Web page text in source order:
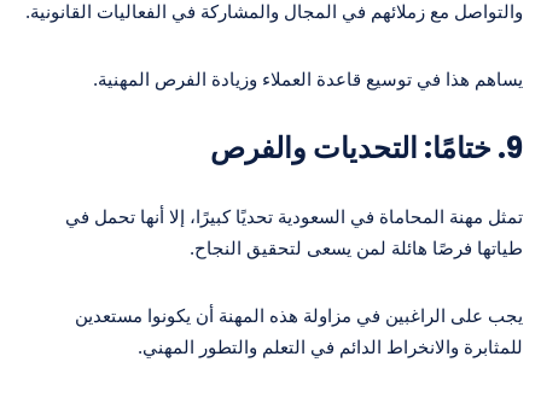
والتواصل مع زملائهم في المجال والمشاركة في الفعاليات القانونية.
يساهم هذا في توسيع قاعدة العملاء وزيادة الفرص المهنية.
9. ختامًا: التحديات والفرص
تمثل مهنة المحاماة في السعودية تحديًا كبيرًا، إلا أنها تحمل في
طياتها فرصًا هائلة لمن يسعى لتحقيق النجاح.
يجب على الراغبين في مزاولة هذه المهنة أن يكونوا مستعدين
للمثابرة والانخراط الدائم في التعلم والتطور المهني.